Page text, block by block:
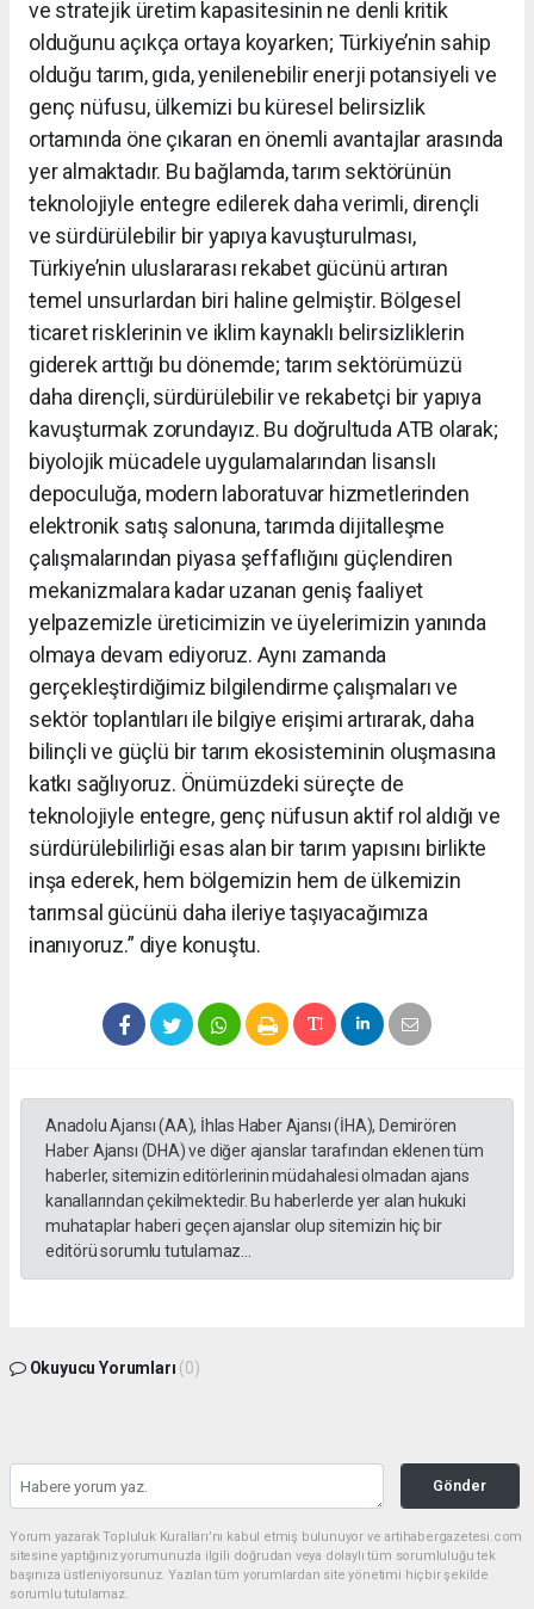
ve stratejik üretim kapasitesinin ne denli kritik
olduğunu açıkça ortaya koyarken; Türkiye’nin sahip
olduğu tarım, gıda, yenilenebilir enerji potansiyeli ve
genç nüfusu, ülkemizi bu küresel belirsizlik
ortamında öne çıkaran en önemli avantajlar arasında
yer almaktadır. Bu bağlamda, tarım sektörünün
teknolojiyle entegre edilerek daha verimli, dirençli
ve sürdürülebilir bir yapıya kavuşturulması,
Türkiye’nin uluslararası rekabet gücünü artıran
temel unsurlardan biri haline gelmiştir. Bölgesel
ticaret risklerinin ve iklim kaynaklı belirsizliklerin
giderek arttığı bu dönemde; tarım sektörümüzü
daha dirençli, sürdürülebilir ve rekabetçi bir yapıya
kavuşturmak zorundayız. Bu doğrultuda ATB olarak;
biyolojik mücadele uygulamalarından lisanslı
depoculuğa, modern laboratuvar hizmetlerinden
elektronik satış salonuna, tarımda dijitalleşme
çalışmalarından piyasa şeffaflığını güçlendiren
mekanizmalara kadar uzanan geniş faaliyet
yelpazemizle üreticimizin ve üyelerimizin yanında
olmaya devam ediyoruz. Aynı zamanda
gerçekleştirdiğimiz bilgilendirme çalışmaları ve
sektör toplantıları ile bilgiye erişimi artırarak, daha
bilinçli ve güçlü bir tarım ekosisteminin oluşmasına
katkı sağlıyoruz. Önümüzdeki süreçte de
teknolojiyle entegre, genç nüfusun aktif rol aldığı ve
sürdürülebilirliği esas alan bir tarım yapısını birlikte
inşa ederek, hem bölgemizin hem de ülkemizin
tarımsal gücünü daha ileriye taşıyacağımıza
inanıyoruz.” diye konuştu.
Anadolu Ajansı (AA), İhlas Haber Ajansı (İHA), Demirören
Haber Ajansı (DHA) ve diğer ajanslar tarafından eklenen tüm
haberler, sitemizin editörlerinin müdahalesi olmadan ajans
kanallarından çekilmektedir. Bu haberlerde yer alan hukuki
muhataplar haberi geçen ajanslar olup sitemizin hiç bir
editörü sorumlu tutulamaz...
Okuyucu Yorumları (0)
Gönder
Yorum yazarak Topluluk Kuralları’nı kabul etmiş bulunuyor ve artihabergazetesi.com
sitesine yaptığınız yorumunuzla ilgili doğrudan veya dolaylı tüm sorumluluğu tek
başınıza üstleniyorsunuz. Yazılan tüm yorumlardan site yönetimi hiçbir şekilde
sorumlu tutulamaz.